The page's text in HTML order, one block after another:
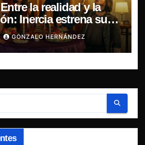
la realidad y la
Inercia estrena su
“Marilina”
GONZALO HERNÁNDEZ